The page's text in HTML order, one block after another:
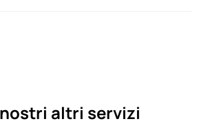
altri servizi